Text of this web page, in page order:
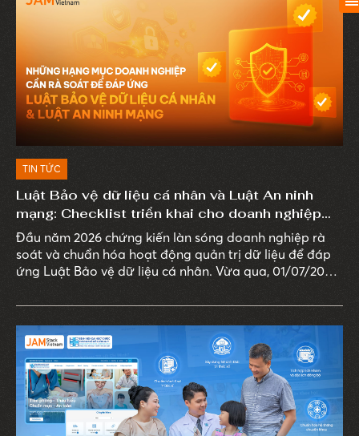
TIN TỨC
Luật Bảo vệ dữ liệu cá nhân và Luật An ninh
mạng: Checklist triển khai cho doanh nghiệp
năm 2026
Đầu năm 2026 chứng kiến làn sóng doanh nghiệp rà
soát và chuẩn hóa hoạt động quản trị dữ liệu để đáp
ứng Luật Bảo vệ dữ liệu cá nhân. Vừa qua, 01/07/2026,
rộng yêu cầu từ quản lý dữ liệu sang bảo vệ toàn bộ
hệ thống xử lý dữ liệu trên môi trường số.